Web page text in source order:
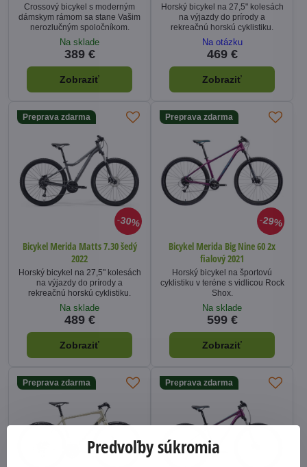
Crossový bicykel s moderným
dámskym rámom sa stane Vašim
nerozlučným spoločníkom.
Na sklade
389 €
Zobraziť
Horský bicykel na 27,5" kolesách
na výjazdy do prírody a
rekreačnú horskú cyklistiku.
Na otázku
469 €
Zobraziť
30%
Preprava zdarma
Bicykel Merida Matts 7.30 šedý
2022
Horský bicykel na 27,5" kolesách
na výjazdy do prírody a
rekreačnú horskú cyklistiku.
Na sklade
489 €
Zobraziť
29%
Preprava zdarma
Bicykel Merida Big Nine 60 2x
fialový 2021
Horský bicykel na športovú
cyklistiku v teréne s vidlicou Rock
Shox.
Na sklade
599 €
Zobraziť
Preprava zdarma Preprava zdarma
Predvoľby súkromia